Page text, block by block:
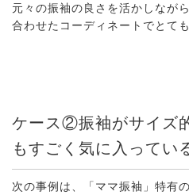
元々の振袖の良さを活かしなが
合わせたコーディネートでとて
ケース②振袖がサイズ
もすごく気に入ってい
次の事例は、「ママ振袖」特有